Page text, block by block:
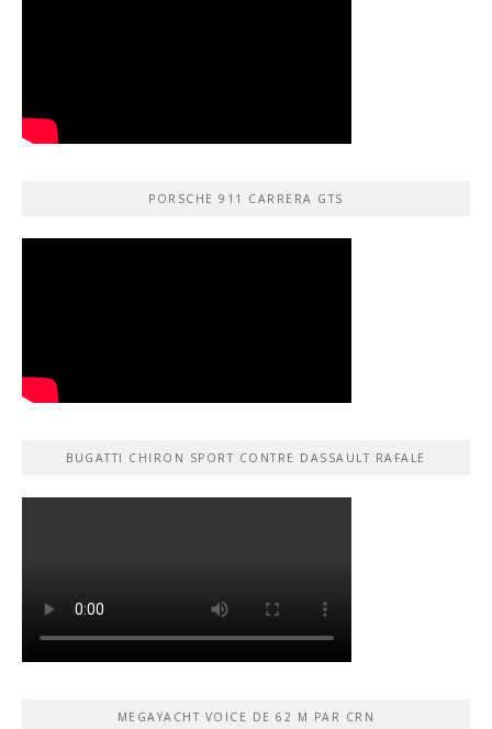
PORSCHE 911 CARRERA GTS
BUGATTI CHIRON SPORT CONTRE DASSAULT RAFALE
MEGAYACHT VOICE DE 62 M PAR CRN